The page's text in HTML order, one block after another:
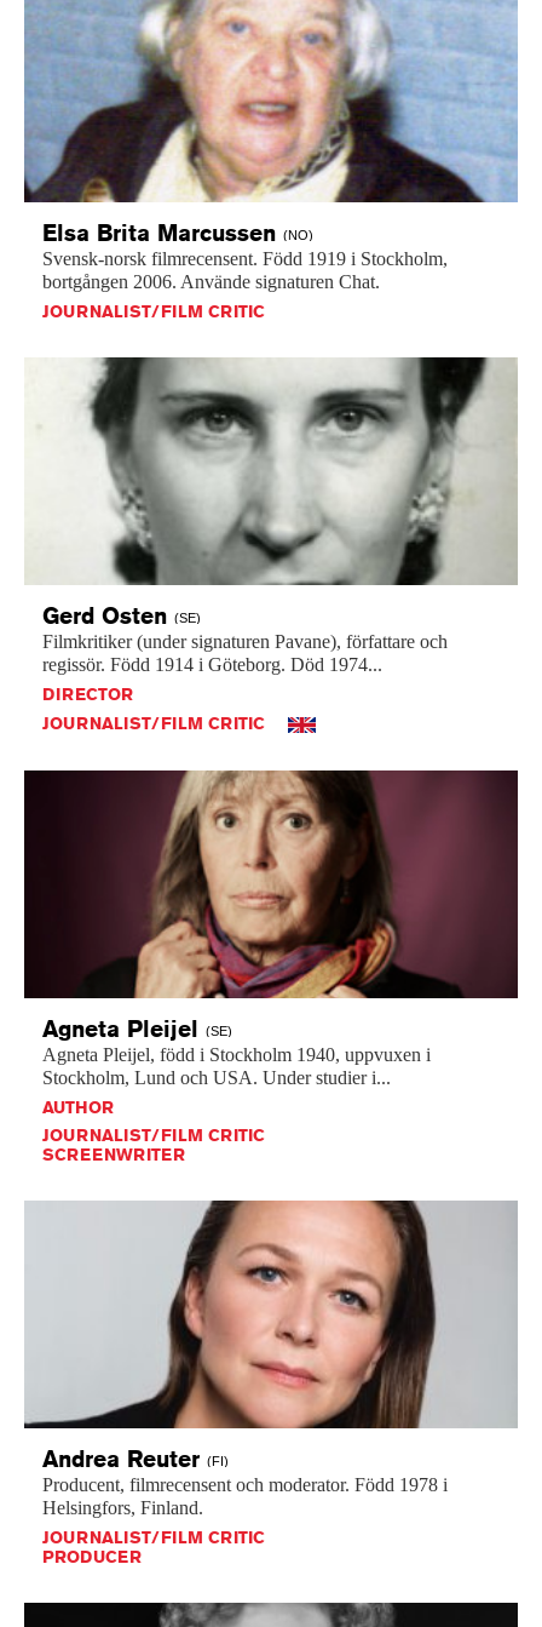
Elsa Brita Marcussen (NO)
Svensk-norsk filmrecensent. Född 1919 i Stockholm,
bortgången 2006. Använde signaturen Chat.
JOURNALIST/FILM CRITIC
Gerd Osten (SE)
Filmkritiker (under signaturen Pavane), författare och
regissör. Född 1914 i Göteborg. Död 1974...
DIRECTOR
JOURNALIST/FILM CRITIC
Agneta Pleijel (SE)
Agneta Pleijel, född i Stockholm 1940, uppvuxen i
Stockholm, Lund och USA. Under studier i...
AUTHOR
JOURNALIST/FILM CRITIC
SCREENWRITER
Andrea Reuter (FI)
Producent, filmrecensent och moderator. Född 1978 i
Helsingfors, Finland.
JOURNALIST/FILM CRITIC
PRODUCER